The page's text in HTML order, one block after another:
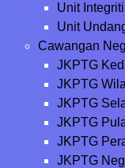
Unit Integriti
Unit
Cawangan
JKPTG
JKPTG
JKPTG
JKPTG
JKPTG
JKPTG